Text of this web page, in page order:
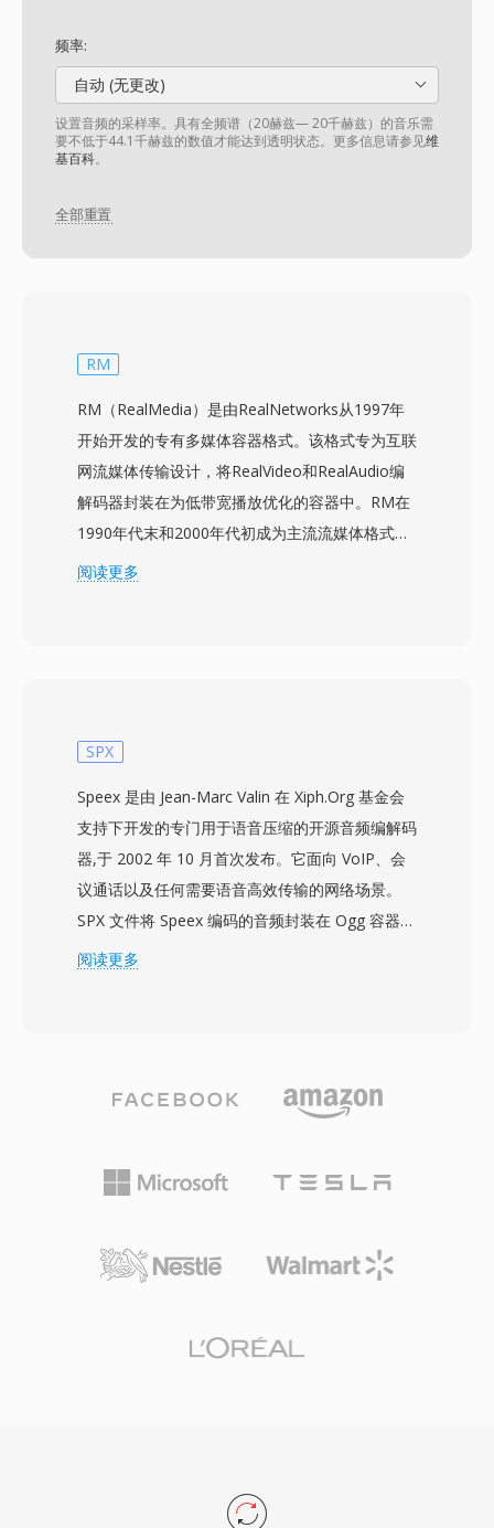
频率:
自动 (无更改)
设置音频的采样率。具有全频谱（20赫兹— 20千赫兹）的音乐需
要不低于44.1千赫兹的数值才能达到透明状态。更多信息请参见维
基百科。
全部重置
RM
RM（RealMedia）是由RealNetworks从1997年
开始开发的专有多媒体容器格式。该格式专为互联
网流媒体传输设计，将RealVideo和RealAudio编
解码器封装在为低带宽播放优化的容器中。RM在
1990年代末和2000年代初成为主流流媒体格式之
一，当时RealPlayer是最广泛安装的媒体应用程序
技术，可实时根据可用带宽自适应调整播放质量。
RealNetworks还同时开发了RTSP和PNA流媒体
协议以实现高效的网络传输。RM的压缩能力在当
时被认为令人印象深刻，能在仅20-30 kbps的比
特率下提供可观看的视频。虽然RealMedia已被现
代流媒体技术基本取代，但RM文件仍存在于早期
互联网时代的存档中，包括在其鼎盛时期采用
阅读更多
SPX
Speex 是由 Jean-Marc Valin 在 Xiph.Org 基金会
支持下开发的专门用于语音压缩的开源音频编解码
器,于 2002 年 10 月首次发布。它面向 VoIP、会
议通话以及任何需要语音高效传输的网络场景。
SPX 文件将 Speex 编码的音频封装在 Ogg 容器
中,将编解码器的语音优化特性与 Ogg 的流媒体能
由地将其嵌入商业和开源产品中。Speex 还内置
这些功能在竞争编解码器中通常需要借助外部库来
实现。尽管其开发者自 2012 年起正式推荐 Opus
录音和嵌入式设备中广泛使用,其轻量级的解码器
阅读更多